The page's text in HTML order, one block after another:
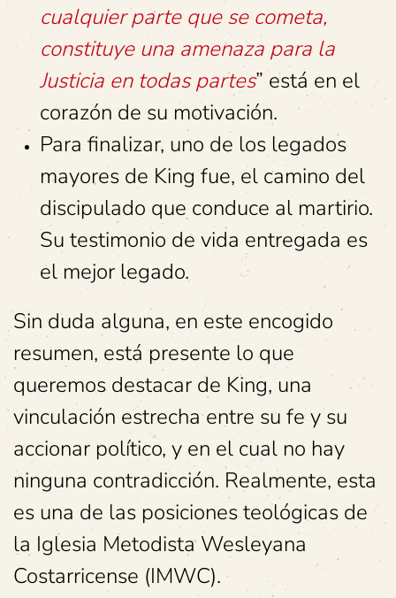
cualquier parte que se cometa,
constituye una amenaza para la
Justicia en todas partes” está en el
corazón de su motivación.
Para finalizar, uno de los legados
mayores de King fue, el camino del
discipulado que conduce al martirio.
Su testimonio de vida entregada es
el mejor legado.
Sin duda alguna, en este encogido
resumen, está presente lo que
queremos destacar de King, una
vinculación estrecha entre su fe y su
accionar político, y en el cual no hay
ninguna contradicción. Realmente, esta
es una de las posiciones teológicas de
la Iglesia Metodista Wesleyana
Costarricense (IMWC).